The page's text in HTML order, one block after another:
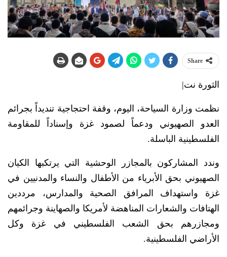
Share
الثورة نت|
نظمت وزارة السياحة، اليوم، وقفة احتجاجية تنديداً بجرائم
العدو الصهيوني ودعماً لصمود غزة وإسناداً للمقاومة
الفلسطينية الباسلة.
وندد المشاركون بالمجازر الوحشية التي يرتكبها الكيان
الصهيوني بحق الأبرياء من الأطفال والنساء والمدنيين في
غزة واستهداف المرافق الصحية والمدارس، مرددين
الهتافات والشعارات المناهضة لأمريكا والصهاينة وجرائمهم
ومجازرهم بحق الشعب الفلسطيني في غزة وكل
الأراضي الفلسطينية.